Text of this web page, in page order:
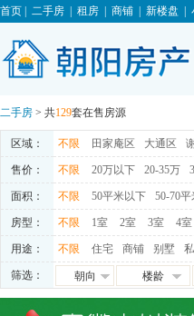
首页 二手房 租房 商铺 新楼盘
二手房 > 共129套在售房源
区域： 不限 田家庵区 大通区
售价： 不限 20万以下 20-35万
面积： 不限 50平米以下 50-70平
房型： 不限 1室 2室 3室 4室
用途： 不限 住宅 商铺 别墅
筛选：
朝向
朝西
楼龄
5-10年